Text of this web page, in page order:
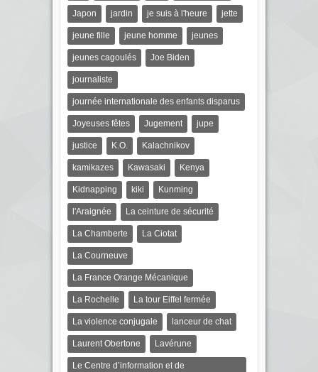
Japon jardin je suis à l'heure jette
jeune fille jeune homme jeunes
jeunes cagoulés Joe Biden
journaliste
journée internationale des enfants disparus
Joyeuses fêtes Jugement jupe
justice K.O. Kalachnikov
kamikazes Kawasaki Kenya
Kidnapping kiki Kunming
l'Araignée La ceinture de sécurité
La Chamberte La Ciotat
La Courneuve
La France Orange Mécanique
La Rochelle La tour Eiffel fermée
La violence conjugale lanceur de chat
Laurent Obertone Lavérune
Le Centre d’information et de